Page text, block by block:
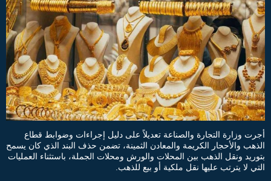
أجرت وزارة التجارة والصناعة تعديلاً على دليل إجراءات وضوابط قطاع
الذهب والأحجار الكريمة والمعادن الثمينة، تضمن حذف البند الذي كان يسمح
بتوريد ونقل الذهب بين المحلات والورش ومحلات الجملة، باستثناء العمليات
التي لا يترتب عليها نقل ملكية أو بيع للذهب.